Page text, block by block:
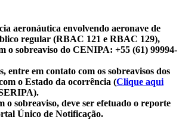
aeronáutica envolvendo aeronave de
regular (RBAC 121 e RBAC 129),
o sobreaviso do CENIPA: +55 (61) 99994-
entre em contato com os sobreavisos dos
o Estado da ocorrência (Clique aqui
o sobreaviso, deve ser efetuado o reporte
Único de Notificação.